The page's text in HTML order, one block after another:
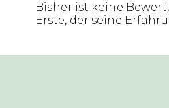
Bisher ist keine
Erste, der seine